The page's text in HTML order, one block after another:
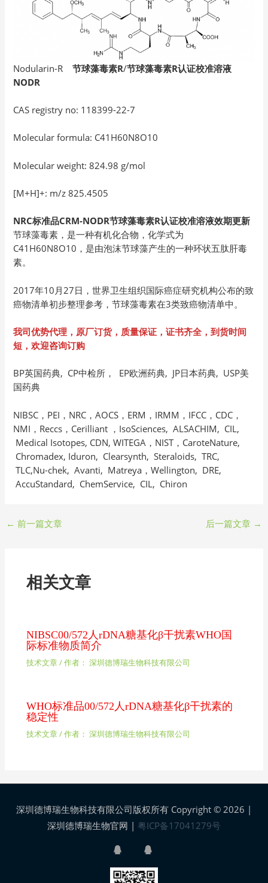
Nodularin-R节球藻毒素R/节球藻毒素R认证校准溶液
NODR
CAS registry no: 118399-22-7
Molecular formula: C41H60N8O10
Molecular weight: 824.98 g/mol
[M+H]+: m/z 825.4505
NRC标准品CRM-NODR节球藻毒素R认证校准溶液效期更新
节球藻毒素，是一种有机化合物，化学式为
C41H60N8O10，是由泡沫节球藻产生的一种环状五肽肝毒
素。
2017年10月27日，世界卫生组织国际癌症研究机构公布的致
癌物清单初步整理参考，节球藻毒素在3类致癌物清单中。
我司优势代理，原厂订货，质量保证，证书齐全，到货时间
短，欢迎咨询订购
BP英国药典, CP中检所， EP欧洲药典, JP日本药典, USP美
国药典
NIBSC，PEI，NRC，AOCS，ERM，IRMM，IFCC，CDC，
NMI，Reccs，Cerilliant ，IsoSciences, ALSACHIM, CIL,
Medical Isotopes, CDN, WITEGA，NIST，CaroteNature,
Chromadex, Iduron, Clearsynth, Steraloids, TRC,
TLC,Nu-chek, Avanti, Matreya，Wellington, DRE,
AccuStandard, ChemService, CIL, Chiron
← 前一篇文章 后一篇文章 →
相关文章
NIBSC00/572人rDNA糖基化β干扰素WHO国
际标准物质简介
技术文章/ 作者： 深圳德博瑞生物科技有限公司
WHO标准品00/572人rDNA糖基化β干扰素的
稳定性
技术文章/ 作者： 深圳德博瑞生物科技有限公司
深圳德博瑞生物科技有限公司版权所有 Copyright © 2026 |
深圳德博瑞生物官网 | 粤ICP备17041279号